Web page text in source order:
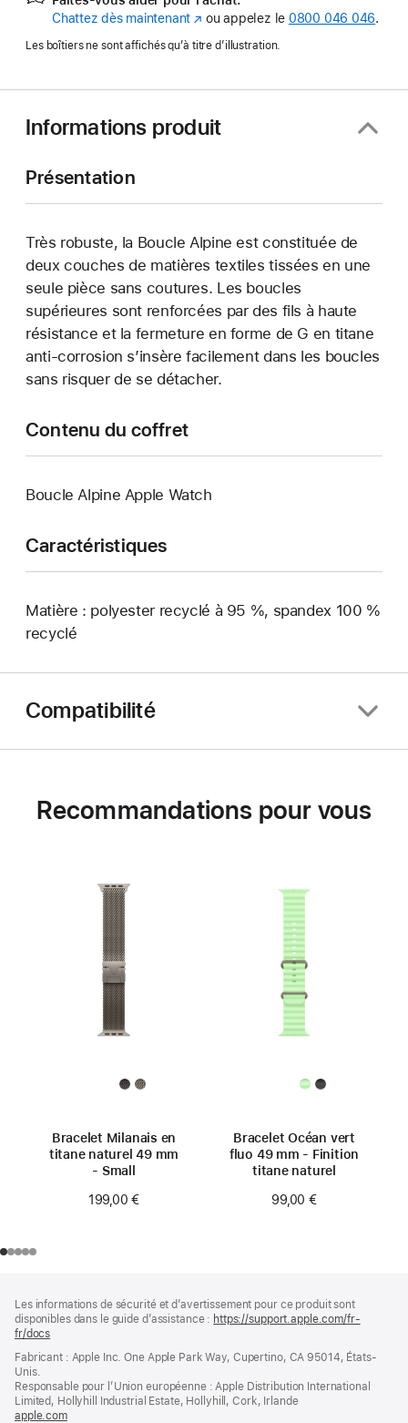
Chattez dès maintenant (s’ouvre
une
fenêtre)
ou appelez le 0800 046 046.
Les boîtiers ne sont affichés qu’à titre d’illustration.
Informations produit
Présentation
Très robuste, la Boucle Alpine est constituée de
deux couches de matières textiles tissées en une
seule pièce sans coutures. Les boucles
supérieures sont renforcées par des fils à haute
résistance et la fermeture en forme de G en titane
anti-corrosion s’insère facilement dans les boucles
sans risquer de se détacher.
Contenu du coffret
Boucle Alpine Apple Watch
Caractéristiques
Matière : polyester recyclé à 95 %, spandex 100 %
recyclé
Compatibilité
Recommandations pour vous
Bracelet Milanais en
titane naturel 49 mm
- Small
199,00 €
Bracelet Océan vert
fluo 49 mm - Finition
titane naturel
99,00 €
de
page
de
bas
page
Les informations de sécurité et d’avertissement pour ce produit sont
disponibles dans le guide d’assistance : https://support.apple.com/fr-
fr/docs
une
fenêtre)
Fabricant : Apple Inc. One Apple Park Way, Cupertino, CA 95014, États-
Unis.
Responsable pour l’Union européenne : Apple Distribution International
Limited, Hollyhill Industrial Estate, Hollyhill, Cork, Irlande
apple.com(s’ouvre